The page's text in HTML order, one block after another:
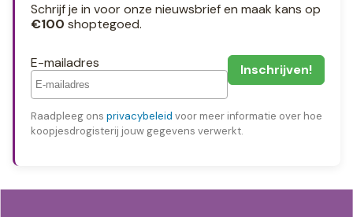
Schrijf je in voor onze nieuwsbrief en maak kans op
€100 shoptegoed.
E-mailadres
Raadpleeg ons privacybeleid voor meer informatie over hoe
koopjesdrogisterij jouw gegevens verwerkt.